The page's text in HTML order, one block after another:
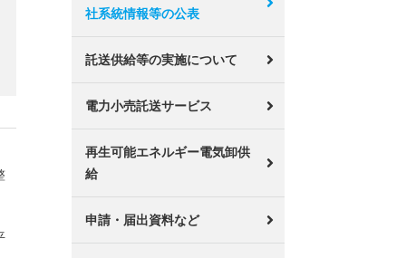
社系統情報等の公表
託送供給等の実施について
電力小売託送サービス
再生可能エネルギー電気卸供
給
申請・届出資料など